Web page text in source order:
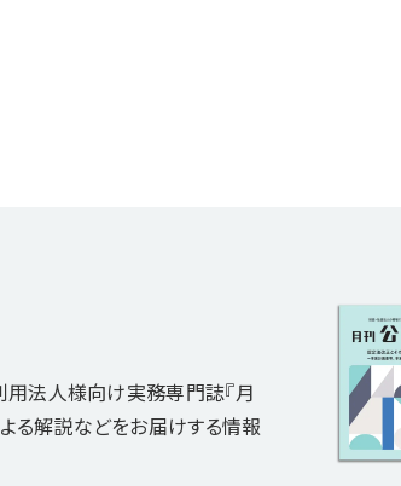
法人様向け実務専門誌『月
る解説などをお届けする情報